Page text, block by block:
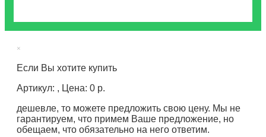
×
Если Вы хотите купить
Артикул: , Цена: 0 р.
дешевле, то можете предложить свою цену. Мы не
гарантируем, что примем Ваше предложение, но
обещаем, что обязательно на него ответим.